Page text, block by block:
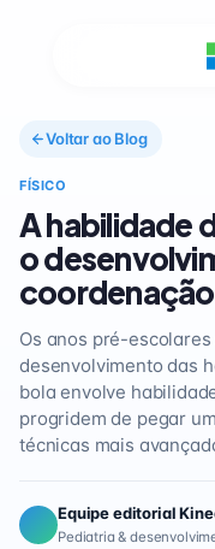
Voltar ao Blog
FÍSICO
A habilidade
o
coordenação
Os anos pré-
desenvolvimento das
bola envolve
progridem de pegar
técnicas mais
Equipe editorial
Pediatria &